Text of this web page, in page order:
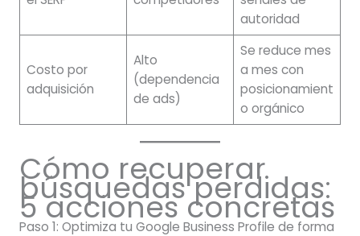
autoridad
Costo por
adquisición
Alto
(dependencia
de ads)
Se reduce mes
a mes con
posicionamient
o orgánico
Cómo recuperar
búsquedas perdidas:
5 acciones concretas
Paso 1: Optimiza tu Google Business Profile de forma